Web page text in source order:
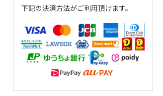
下記の決済方法がご利用頂けます。